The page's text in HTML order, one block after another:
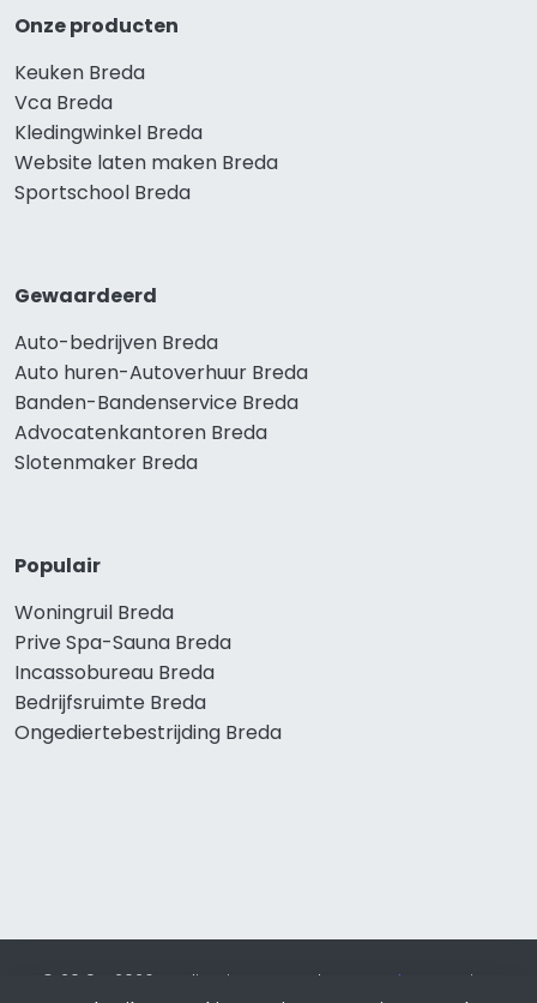
Onze producten
Keuken Breda
Vca Breda
Kledingwinkel Breda
Website laten maken Breda
Sportschool Breda
Gewaardeerd
Auto-bedrijven Breda
Auto huren-Autoverhuur Breda
Banden-Bandenservice Breda
Advocatenkantoren Breda
Slotenmaker Breda
Populair
Woningruil Breda
Prive Spa-Sauna Breda
Incassobureau Breda
Bedrijfsruimte Breda
Ongediertebestrijding Breda
© 2019 - 2026 Realisatie en SEO door SEO-bureau
Lion